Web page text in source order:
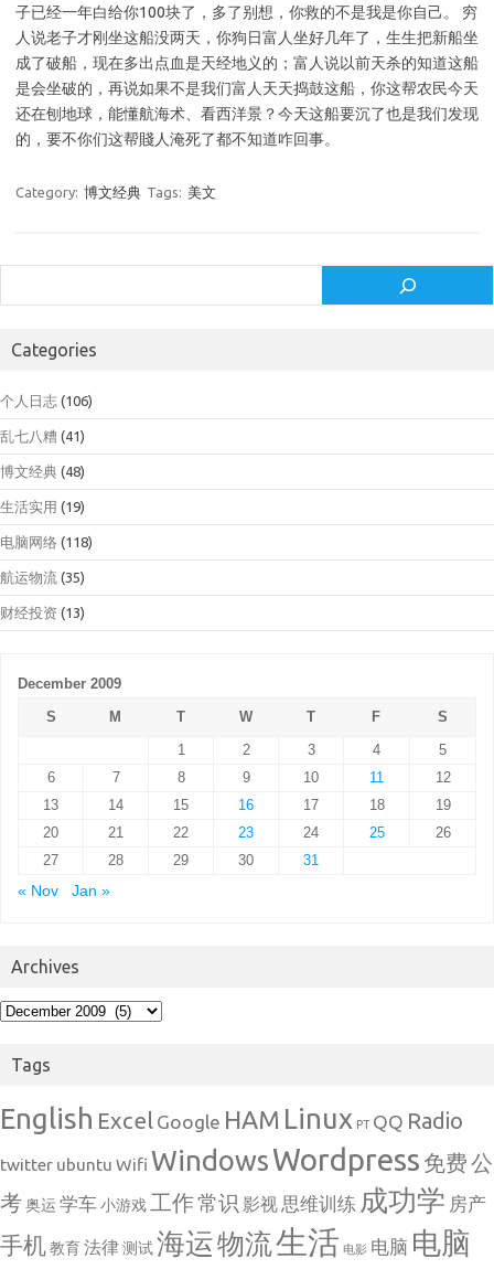
子已经一年白给你100块了，多了别想，你救的不是我是你自己。 穷
人说老子才刚坐这船没两天，你狗日富人坐好几年了，生生把新船坐
成了破船，现在多出点血是天经地义的；富人说以前天杀的知道这船
是会坐破的，再说如果不是我们富人天天捣鼓这船，你这帮农民今天
还在刨地球，能懂航海术、看西洋景？今天这船要沉了也是我们发现
的，要不你们这帮賤人淹死了都不知道咋回事。
Category: 博文经典 Tags: 美文
Categories
个人日志 (106)
乱七八糟 (41)
博文经典 (48)
生活实用 (19)
电脑网络 (118)
航运物流 (35)
财经投资 (13)
December 2009
S
M T W T F
S
1
2 3 4
5
6
7 8 9 10 11
12
13
14 15 16 17 18
19
20
21 22 23 24 25
26
27
28 29 30
31
« Nov
Jan »
Archives
Archives
Tags
English Excel Google HAM Linux PT QQ Radio
twitter ubuntu Wifi WindowsWordpress 免费公
考奥运 学车小游戏 工作常识 影视 思维训练 成功学 房产
手机教育法律测试海运物流生活 电影 电脑 电脑